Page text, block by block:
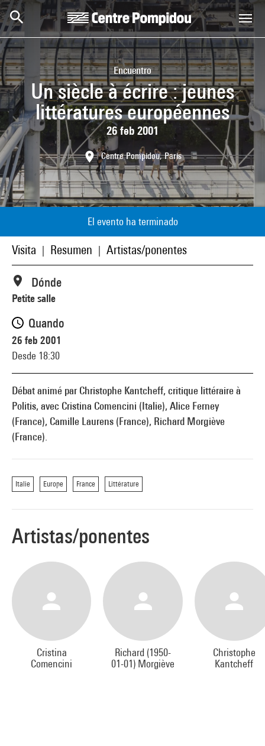
Skip to main content
Centre Pompidou
Encuentro
Un siècle à écrire : jeunes
littératures européennes
26 feb 2001
Centre Pompidou, Paris
El evento ha terminado
Visita Resumen Artistas/ponentes
Débat animé par Christophe Kantcheff, critique littéraire à
Politis, avec Cristina Comencini (Italie), Alice Ferney
(France), Camille Laurens (France), Richard Morgiève
(France).
Italie Europe France Littérature
Dónde
Petite salle
Quando
26 feb 2001
Desde 18:30
Artistas/ponentes
Cristina
Comencini
Richard (1950-
01-01) Morgiève
Christophe
Kantcheff